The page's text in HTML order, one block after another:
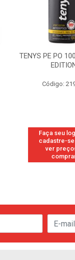
TENYS PE PO
Código:
Faça seu
cadastre-
ver